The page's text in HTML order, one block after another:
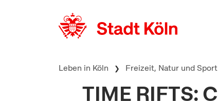
Leben in Köln Freizeit, Natur und Sport
TIME RIFTS: